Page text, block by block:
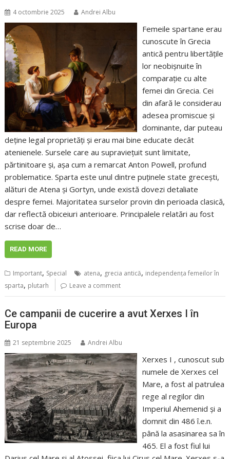
4 octombrie 2025 Andrei Albu
Femeile spartane erau
cunoscute în Grecia
antică pentru libertățile
lor neobișnuite în
comparație cu alte
femei din Grecia. Cei
din afară le considerau
adesea promiscue și
dominante, dar puteau
deține legal proprietăți și erau mai bine educate decât
atenienele. Sursele care au supraviețuit sunt limitate,
părtinitoare și, așa cum a remarcat Anton Powell, profund
problematice. Sparta este unul dintre puținele state grecești,
alături de Atena și Gortyn, unde există dovezi detaliate
despre femei. Majoritatea surselor provin din perioada clasică,
dar reflectă obiceiuri anterioare. Principalele relatări au fost
scrise doar de…
READ MORE
Important, Special atena, grecia antică, independența femeilor în
sparta, plutarh Leave a comment
Ce campanii de cucerire a avut Xerxes I în
Europa
21 septembrie 2025 Andrei Albu
Xerxes I , cunoscut sub
numele de Xerxes cel
Mare, a fost al patrulea
rege al regilor din
Imperiul Ahemenid și a
domnit din 486 î.e.n.
până la asasinarea sa în
465. El a fost fiul lui